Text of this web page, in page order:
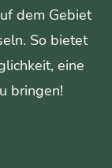
dem Gebiet
So bietet
eine
bringen!